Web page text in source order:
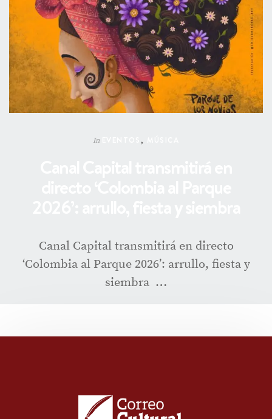
In ,
Canal Capital transmitirá en directo
‘Colombia al Parque 2026’: arrullo, fiesta y
siembra …